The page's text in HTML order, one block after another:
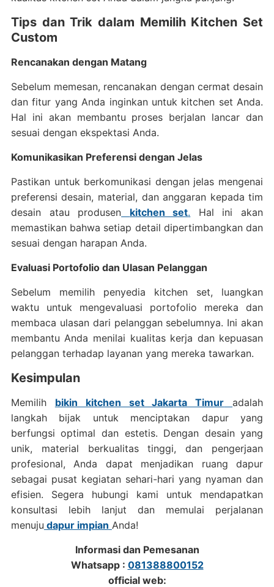
Tips dan Trik dalam Memilih Kitchen Set
Custom
Rencanakan dengan Matang
Sebelum memesan, rencanakan dengan cermat desain
dan fitur yang Anda inginkan untuk kitchen set Anda.
Hal ini akan membantu proses berjalan lancar dan
sesuai dengan ekspektasi Anda.
Komunikasikan Preferensi dengan Jelas
Pastikan untuk berkomunikasi dengan jelas mengenai
preferensi desain, material, dan anggaran kepada tim
desain atau produsen
kitchen set. Hal ini akan
memastikan bahwa setiap detail dipertimbangkan dan
sesuai dengan harapan Anda.
Evaluasi Portofolio dan Ulasan Pelanggan
Sebelum memilih penyedia kitchen set, luangkan
waktu untuk mengevaluasi portofolio mereka dan
membaca ulasan dari pelanggan sebelumnya. Ini akan
membantu Anda menilai kualitas kerja dan kepuasan
pelanggan terhadap layanan yang mereka tawarkan.
Kesimpulan
Memilih bikin kitchen set Jakarta Timur
adalah
langkah bijak untuk menciptakan dapur yang
berfungsi optimal dan estetis. Dengan desain yang
unik, material berkualitas tinggi, dan pengerjaan
profesional, Anda dapat menjadikan ruang dapur
sebagai pusat kegiatan sehari-hari yang nyaman dan
efisien. Segera hubungi kami untuk mendapatkan
konsultasi lebih lanjut dan memulai perjalanan
menuju dapur impian Anda!
Informasi dan Pemesanan
Whatsapp : 081388800152
official web: